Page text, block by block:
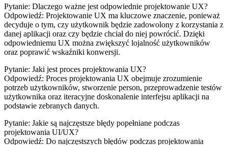
Pytanie: Dlaczego ważne jest odpowiednie projektowanie UX?
Odpowiedź: Projektowanie⁤ UX ma kluczowe ‍znaczenie, ponieważ
decyduje o tym, czy użytkownik będzie zadowolony z ‍korzystania z
danej aplikacji ⁢oraz czy będzie chciał do niej powrócić. Dzięki
odpowiedniemu UX można ⁤zwiększyć lojalność użytkowników
oraz poprawić wskaźniki konwersji.
Pytanie: Jaki jest proces ‍projektowania UX?
Odpowiedź: Proces projektowania UX obejmuje zrozumienie
potrzeb⁣ użytkowników,‌ stworzenie person, przeprowadzenie‍ testów
użytkownika oraz iteracyjne doskonalenie interfejsu aplikacji na
podstawie zebranych danych.
Pytanie: ⁢Jakie są najczęstsze błędy popełniane podczas
projektowania UI/UX?
Odpowiedź: Do najczęstszych błędów podczas projektowania